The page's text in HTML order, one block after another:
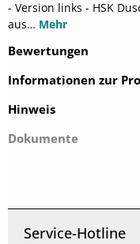
- Version links - HSK
aus… Mehr
Bewertungen
Informationen zur
Hinweis
Dokumente
Service-Hotline